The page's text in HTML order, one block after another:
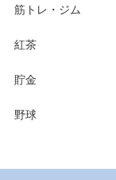
筋トレ・ジム
紅茶
貯金
野球